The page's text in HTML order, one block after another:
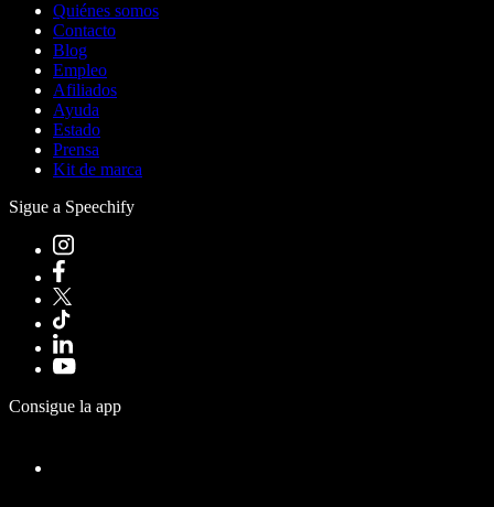
Quiénes somos
Contacto
Blog
Empleo
Afiliados
Ayuda
Estado
Prensa
Kit de marca
Sigue a Speechify
Consigue la app